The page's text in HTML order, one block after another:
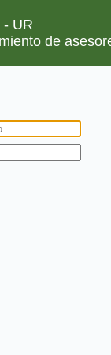
- UR
de